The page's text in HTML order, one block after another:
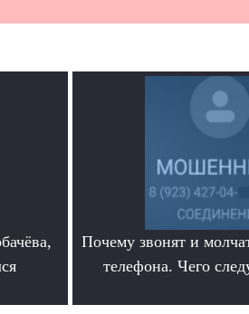
Почему звонят и
телефона. Чего